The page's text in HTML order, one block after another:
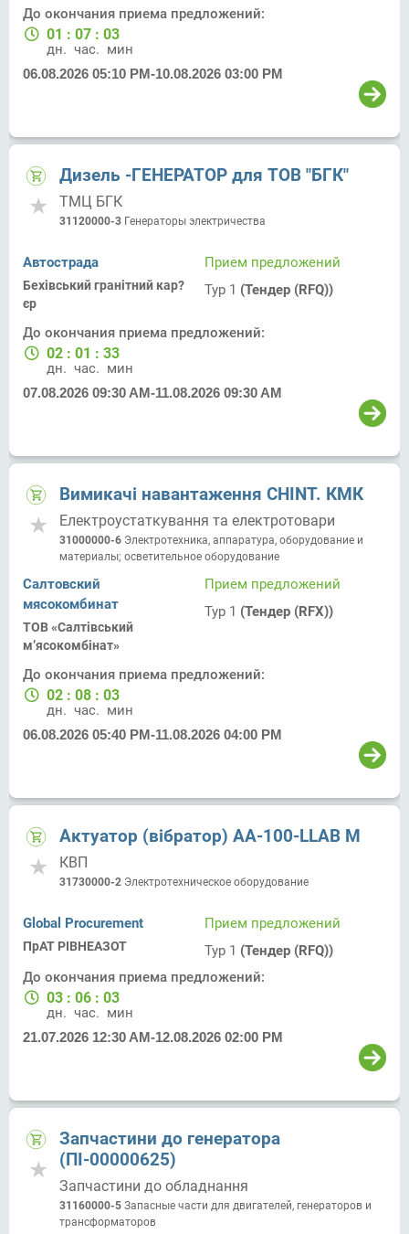
До окончания приема предложений:
01 : 07 : 03
дн. час. мин.
06.08.2026 05:10 PM-10.08.2026 03:00 PM
Дизель -ГЕНЕРАТОР для ТОВ "БГК"
ТМЦ БГК
31120000-3 Генераторы электричества
Автострада
Бехівський гранітний кар?
єр
Прием предложений
Тур 1 (Тендер (RFQ))
До окончания приема предложений:
02 : 01 : 33
дн. час. мин.
07.08.2026 09:30 AM-11.08.2026 09:30 AM
Вимикачі навантаження СНІNT. КМК
Електроустаткування та електротовари
31000000-6 Электротехника, аппаратура, оборудование и
материалы; осветительное оборудование
Салтовский
мясокомбинат
ТОВ «Салтівський
м’ясокомбінат»
Прием предложений
Тур 1 (Тендер (RFX))
До окончания приема предложений:
02 : 08 : 03
дн. час. мин.
06.08.2026 05:40 PM-11.08.2026 04:00 PM
Актуатор (вібратор) АА-100-LLAB M
КВП
31730000-2 Электротехническое оборудование
Global Procurement
ПрАТ РІВНЕАЗОТ
Прием предложений
Тур 1 (Тендер (RFQ))
До окончания приема предложений:
03 : 06 : 03
дн. час. мин.
21.07.2026 12:30 AM-12.08.2026 02:00 PM
Запчастини до генератора
(ПІ-00000625)
Запчастини до обладнання
31160000-5 Запасные части для двигателей, генераторов и
трансформаторов